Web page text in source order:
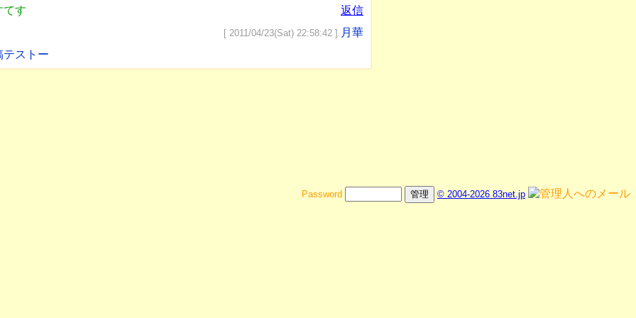
てす 返信
[ 2011/04/23(Sat) 22:58:42 ] 月華
テストー
Password © 2004-2026 83net.jp